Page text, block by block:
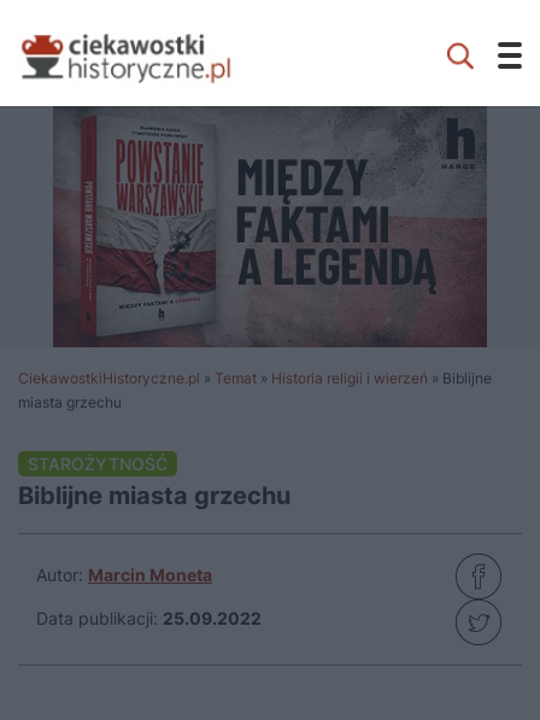
CiekawostkiHistoryczne.pl » Temat » Historia religii i wierzeń » Biblijne
miasta grzechu
STAROŻYTNOŚĆ
Biblijne miasta grzechu
Autor: Marcin Moneta
Data publikacji: 25.09.2022